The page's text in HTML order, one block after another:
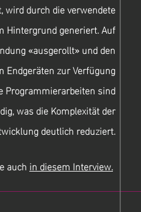
durch die verwendete
Hintergrund generiert. Auf
«ausgerollt» und den
zur Verfügung
Programmierarbeiten sind
was die Komplexität der
deutlich reduziert.
auch in diesem Interview.